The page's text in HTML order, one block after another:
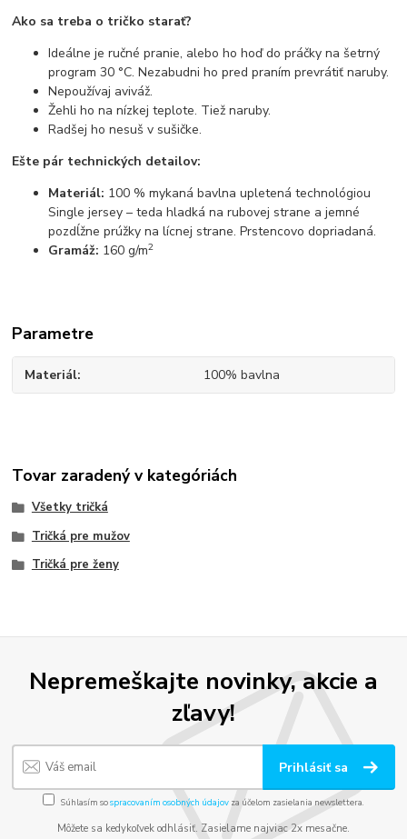
Ako sa treba o tričko starať?
Ideálne je ručné pranie, alebo ho hoď do práčky na šetrný
program 30 °C. Nezabudni ho pred praním prevrátiť naruby.
Nepoužívaj aviváž.
Žehli ho na nízkej teplote. Tiež naruby.
Radšej ho nesuš v sušičke.
Ešte pár technických detailov:
Materiál: 100 % mykaná bavlna upletená technológiou
Single jersey – teda hladká na rubovej strane a jemné
pozdĺžne prúžky na lícnej strane. Prstencovo dopriadaná.
Gramáž: 160 g/m2
Parametre
Materiál 100% bavlna
Tovar zaradený v kategóriách
Všetky tričká
Tričká pre mužov
Tričká pre ženy
Nepremeškajte novinky, akcie a
zľavy!
Prihlásiť sa
Súhlasím sospracovaním osobných údajov za účelom zasielania newslettera.
Môžete sa kedykoľvek odhlásiť. Zasielame najviac 2x mesačne.